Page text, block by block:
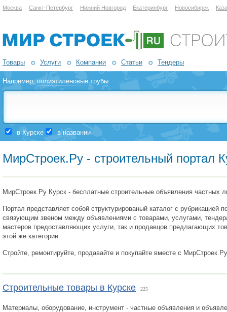
Москва Санкт-Петербург Нижний Новгород Екатеринбург Новосибирск
Товары Услуги Компании Статьи Тендеры
Например,полиэтиленовые трубы
в Курске в названии
МирСтроек.Ру - строительный портал
МирСтроек.Ру Курск - бесплатные строительные объявления частных
Портал представляет собой структурированый каталог с
связующим звеном между объявлениями с товарами, услугами,
мастеров предоставляющих услуги, так и продавцов предлагающих
этой же категории.
Стройте, ремонтируйте, продавайте и покупайте вместе с
Строительные товары в Курске 225
Материалы, оборудование, инструмент - частные объявления и